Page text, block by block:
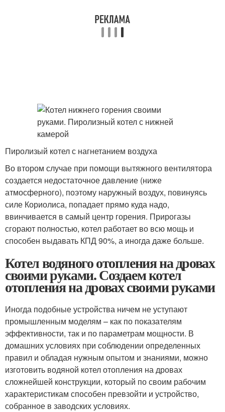
Пиролизый котел с нагнетанием воздуха
Во втором случае при помощи вытяжного вентилятора
создается недостаточное давление (ниже
атмосферного), поэтому наружный воздух, повинуясь
силе Кориолиса, попадает прямо куда надо,
ввинчивается в самый центр горения. Прирогазы
сгорают полностью, котел работает во всю мощь и
способен выдавать КПД 90%, а иногда даже больше.
Котел водяного отопления на дровах
своими руками. Создаем котел
отопления на дровах своими руками
Иногда подобные устройства ничем не уступают
промышленным моделям – как по показателям
эффективности, так и по параметрам мощности. В
домашних условиях при соблюдении определенных
правил и обладая нужным опытом и знаниями, можно
изготовить водяной котел отопления на дровах
сложнейшей конструкции, который по своим рабочим
характеристикам способен превзойти и устройство,
собранное в заводских условиях.